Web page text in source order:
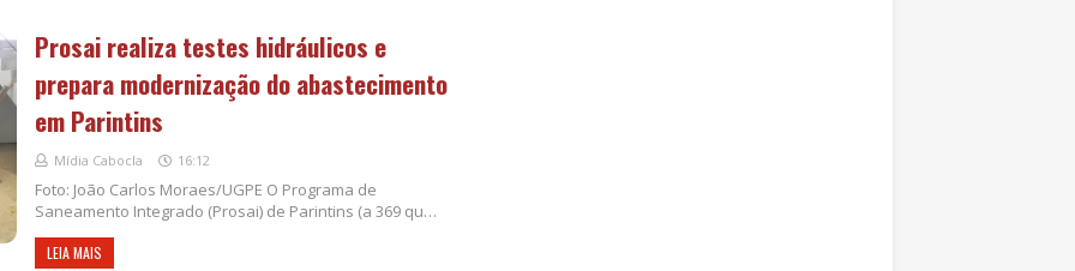
Prosai realiza testes hidráulicos e
prepara modernização do abastecimento
em Parintins
Mídia Cabocla 16:12
Foto: João Carlos Moraes/UGPE O Programa de
Saneamento Integrado (Prosai) de Parintins (a 369 qu…
LEIA MAIS